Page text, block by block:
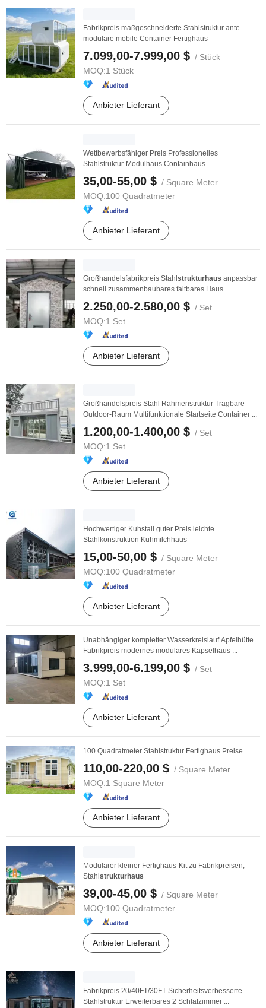
Fabrikpreis maßgeschneiderte Stahlstruktur ante
modulare mobile Container Fertighaus
7.099,00-7.999,00 $ / Stück
MOQ:1 Stück
Anbieter Lieferant
Wettbewerbsfähiger Preis Professionelles
Stahlstruktur-Modulhaus Containhaus
35,00-55,00 $ / Square Meter
MOQ:100 Quadratmeter
Anbieter Lieferant
Großhandelsfabrikpreis Stahl strukturhaus anpassbar
schnell zusammenbaubares faltbares Haus
2.250,00-2.580,00 $ / Set
MOQ:1 Set
Anbieter Lieferant
Großhandelspreis Stahl Rahmenstruktur Tragbare
Outdoor-Raum Multifunktionale Startseite Container ...
1.200,00-1.400,00 $ / Set
MOQ:1 Set
Anbieter Lieferant
Hochwertiger Kuhstall guter Preis leichte
Stahlkonstruktion Kuhmilchhaus
15,00-50,00 $ / Square Meter
MOQ:100 Quadratmeter
Anbieter Lieferant
Unabhängiger kompletter Wasserkreislauf Apfelhütte
Fabrikpreis modernes modulares Kapselhaus ...
3.999,00-6.199,00 $ / Set
MOQ:1 Set
Anbieter Lieferant
100 Quadratmeter Stahlstruktur Fertighaus Preise
110,00-220,00 $ / Square Meter
MOQ:1 Square Meter
Anbieter Lieferant
Modularer kleiner Fertighaus-Kit zu Fabrikpreisen,
Stahl strukturhaus
39,00-45,00 $ / Square Meter
MOQ:100 Quadratmeter
Anbieter Lieferant
Fabrikpreis 20/40FT/30FT Sicherheitsverbesserte
Stahlstruktur Erweiterbares 2 Schlafzimmer ...